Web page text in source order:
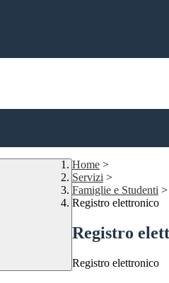
Home >
Servizi >
Famiglie e Studenti >
Registro elettronico
Registro
Registro elettronico